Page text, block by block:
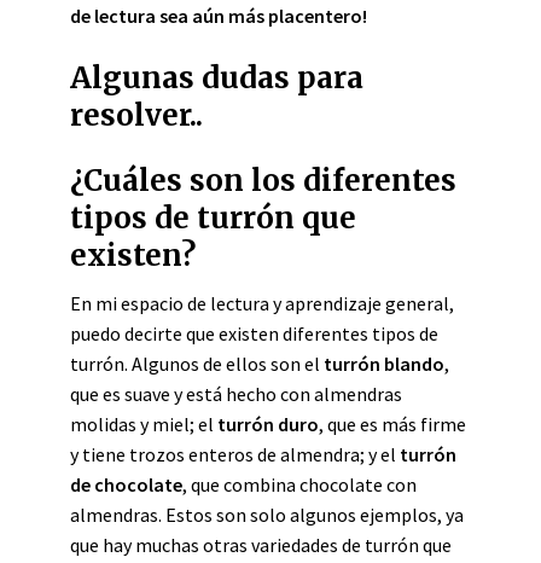
de lectura sea aún más placentero!
Algunas dudas para
resolver..
¿Cuáles son los diferentes
tipos de turrón que
existen?
En mi espacio de lectura y aprendizaje general,
puedo decirte que existen diferentes tipos de
turrón. Algunos de ellos son el turrón blando,
que es suave y está hecho con almendras
molidas y miel; el turrón duro, que es más firme
y tiene trozos enteros de almendra; y el turrón
de chocolate, que combina chocolate con
almendras. Estos son solo algunos ejemplos, ya
que hay muchas otras variedades de turrón que